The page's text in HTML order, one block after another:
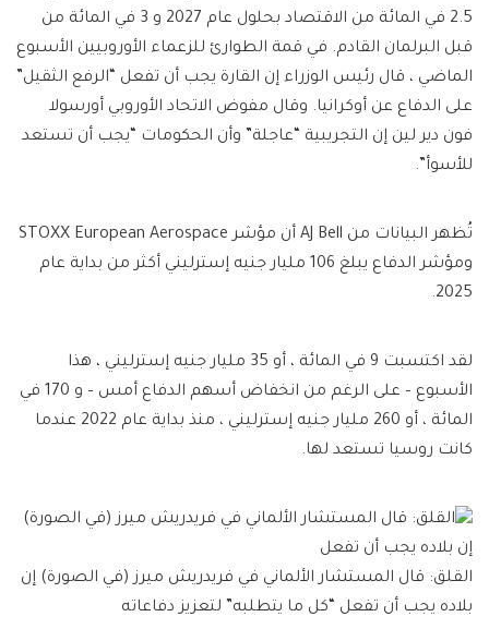
2.5 في المائة من الاقتصاد بحلول عام 2027 و 3 في المائة من
قبل البرلمان القادم. في قمة الطوارئ للزعماء الأوروبيين الأسبوع
الماضي ، قال رئيس الوزراء إن القارة يجب أن تفعل “الرفع الثقيل”
على الدفاع عن أوكرانيا. وقال مفوض الاتحاد الأوروبي أورسولا
فون دير لين إن التجريبية “عاجلة” وأن الحكومات “يجب أن تستعد
للأسوأ”.
تُظهر البيانات من AJ Bell أن مؤشر STOXX European Aerospace
ومؤشر الدفاع يبلغ 106 مليار جنيه إسترليني أكثر من بداية عام
2025.
لقد اكتسبت 9 في المائة ، أو 35 مليار جنيه إسترليني ، هذا
الأسبوع – على الرغم من انخفاض أسهم الدفاع أمس – و 170 في
المائة ، أو 260 مليار جنيه إسترليني ، منذ بداية عام 2022 عندما
كانت روسيا تستعد لها.
القلق: قال المستشار الألماني في فريدريش ميرز (في الصورة) إن
بلاده يجب أن تفعل “كل ما يتطلبه” لتعزيز دفاعاته